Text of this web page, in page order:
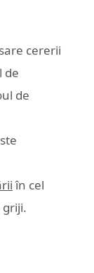
cererii
de
de
în cel